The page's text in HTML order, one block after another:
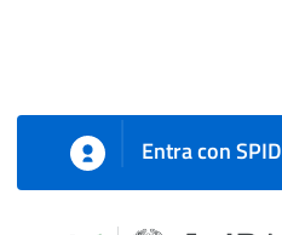
Entra con SPID